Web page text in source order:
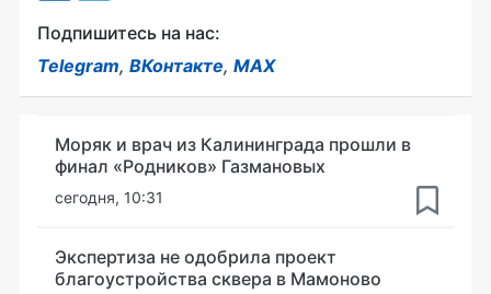
Подпишитесь на нас:
Telegram, ВКонтакте, MAX
Моряк и врач из Калининграда прошли в
финал «Родников» Газмановых
сегодня, 10:31
Экспертиза не одобрила проект
благоустройства сквера в Мамоново